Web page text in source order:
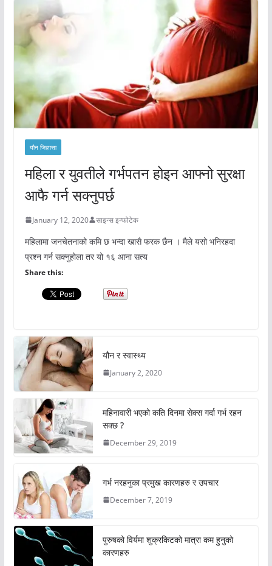
यौन जिज्ञासा
महिला र युवतीले गर्भपतन होइन आफ्नो सुरक्षा
आफै गर्न सक्नुपर्छ
January 12, 2020 साइन्स इन्फोटेक
महिलामा जनचेतनाको कमि छ भन्दा खासै फरक छैन । मैले यसो भनिरहदा
प्रश्न गर्न सक्नुहोला तर यो १६ आना सत्य
Share this:
यौन र स्वास्थ्य
January 2, 2020
महिनावारी भएको कति दिनमा सेक्स गर्दा गर्भ रहन
सक्छ ?
December 29, 2019
गर्भ नरहनुका प्रमुख कारणहरु र उपचार
December 7, 2019
पुरुषको विर्यमा शुक्रकिटको मात्रा कम हुनुको
कारणहरु